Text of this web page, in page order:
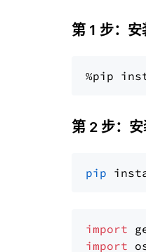
第 1 步：
%pip
第 2 步：
pip
import
import